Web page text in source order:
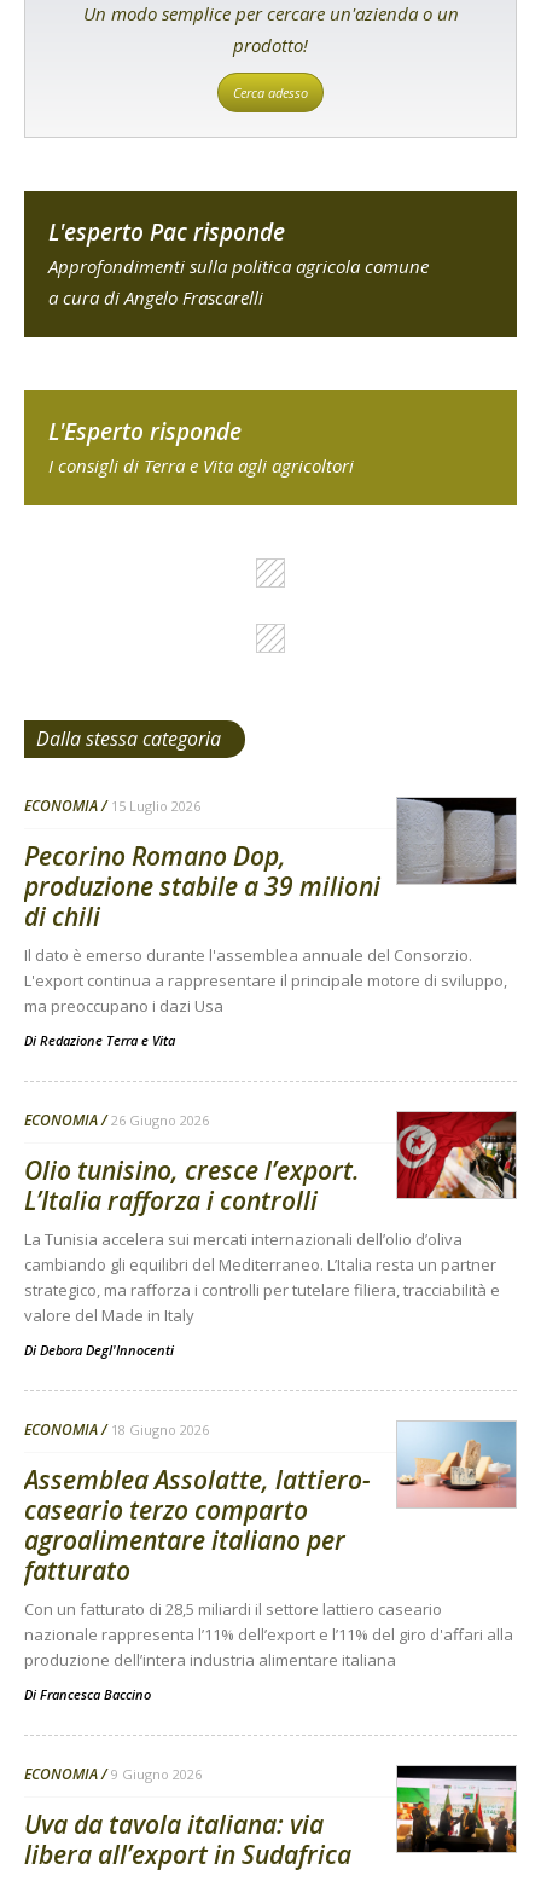
Un modo semplice per cercare un'azienda o un
prodotto!
Cerca adesso
L'esperto Pac risponde
Approfondimenti sulla politica agricola comune
a cura di Angelo Frascarelli
L'Esperto risponde
I consigli di Terra e Vita agli agricoltori
Dalla stessa categoria
ECONOMIA 15 Luglio 2026
Pecorino Romano Dop,
produzione stabile a 39 milioni
di chili
Il dato è emerso durante l'assemblea annuale del Consorzio.
L'export continua a rappresentare il principale motore di sviluppo,
ma preoccupano i dazi Usa
Di Redazione Terra e Vita
ECONOMIA 26 Giugno 2026
Olio tunisino, cresce l’export.
L’Italia rafforza i controlli
La Tunisia accelera sui mercati internazionali dell’olio d’oliva
cambiando gli equilibri del Mediterraneo. L’Italia resta un partner
strategico, ma rafforza i controlli per tutelare filiera, tracciabilità e
valore del Made in Italy
Di Debora Degl'Innocenti
ECONOMIA 18 Giugno 2026
Assemblea Assolatte, lattiero-
caseario terzo comparto
agroalimentare italiano per
fatturato
Con un fatturato di 28,5 miliardi il settore lattiero caseario
nazionale rappresenta l’11% dell’export e l’11% del giro d'affari alla
produzione dell’intera industria alimentare italiana
Di Francesca Baccino
ECONOMIA 9 Giugno 2026
Uva da tavola italiana: via
libera all’export in Sudafrica